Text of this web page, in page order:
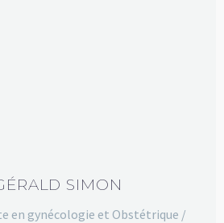
SIMON
en gynécologie et Obstétrique /